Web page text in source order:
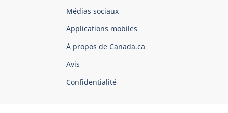
Organisation
gouvernement
du
Canada
Médias sociaux
Applications mobiles
À propos de Canada.ca
Avis
Confidentialité